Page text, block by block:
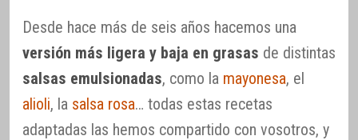
Desde hace más de seis años hacemos una
versión más ligera y baja en grasas de distintas
salsas emulsionadas, como la mayonesa, el
alioli, la salsa rosa… todas estas recetas
adaptadas las hemos compartido con vosotros, y